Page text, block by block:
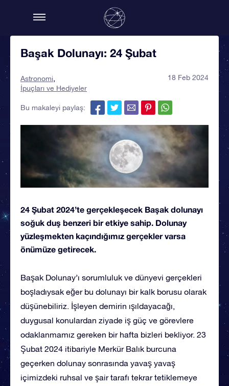
Başak Dolunayı: 24 Şubat
Astronomi
İpuçları ve Hediyeler
18 Feb 2024
Bu makaleyi paylaş:
24 Şubat 2024’te gerçekleşecek Başak dolunayı
soğuk duş benzeri bir etkiye sahip. Dolunay
yüzleşmekten kaçındığımız gerçekler varsa
önümüze getirecek.
Başak Dolunay’ı sorumluluk ve dünyevi gerçekleri
boşladıysak eğer bu dolunayı bir kalk borusu olarak
düşünebiliriz. İşleyen demirin ışıldayacağı,
duygusal konulardan ziyade iş güç ve görevlere
odaklanmamız gereken bir hafta bizleri bekliyor. 23
Şubat 2024 itibariyle Merkür Balık burcuna
geçerken dolunay sonrasında yavaş yavaş
içimizdeki ruhsal ve şair tarafı tekrar tetiklemeye